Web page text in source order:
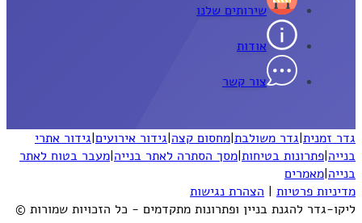
שירותים שלנו
אודות
צור קשר
גדר זמנית|גדר משולבת|מחסום קצה|גידור אירועים|גידור אתרי
בנייה|פתרונות בטיחות|מסך הסתרה לאתר בנייה|מעבר בטוח לאתר
בנייה|מאמרים
מדיניות פרטיות | הצהרת נגישות
ליקו-גדר להגנת בניין ופתרונות מתקדמים - כל הזכויות שמורות ©